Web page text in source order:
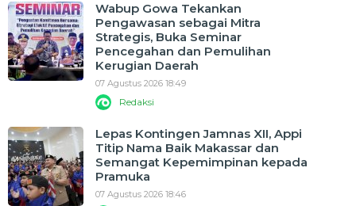
Wabup Gowa Tekankan
Pengawasan sebagai Mitra
Strategis, Buka Seminar
Pencegahan dan Pemulihan
Kerugian Daerah
07 Agustus 2026 18:49
Redaksi
Lepas Kontingen Jamnas XII, Appi
Titip Nama Baik Makassar dan
Semangat Kepemimpinan kepada
Pramuka
07 Agustus 2026 18:46